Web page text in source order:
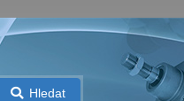
Hledat